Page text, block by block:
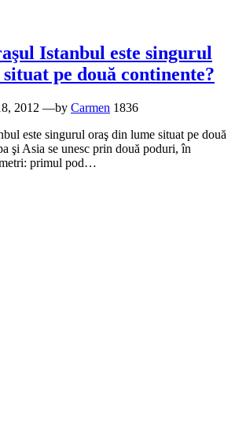
Istanbul este singurul
pe două continente?
2012 —by Carmen 1836
este singurul oraş din lume situat pe două
şi Asia se unesc prin două poduri, în
primul pod…